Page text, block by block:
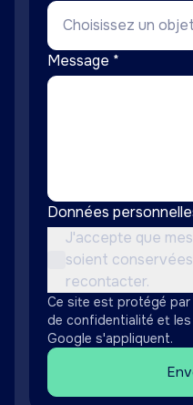
Choisissez un objet
Message *
Données
Non cochée
J'accepte que
soient
recontacter.
Ce site est protégé
de confidentialité et les
Google s'appliquent.